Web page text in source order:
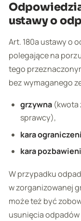
ustawy o
Art. 180a ustawy o
polegające na
tego
bez wymaganego
grzywna(kwota
sprawcy),
kara
kara
W przypadku
w zorganizowanej
może też być
usunięcia